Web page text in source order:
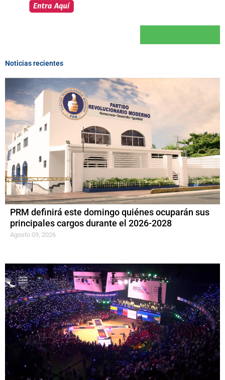
Noticias recientes
PRM definirá este domingo quiénes ocuparán sus
principales cargos durante el 2026-2028
Agosto 09, 2026